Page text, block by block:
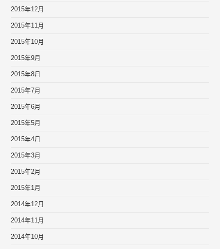
2015年12月
2015年11月
2015年10月
2015年9月
2015年8月
2015年7月
2015年6月
2015年5月
2015年4月
2015年3月
2015年2月
2015年1月
2014年12月
2014年11月
2014年10月